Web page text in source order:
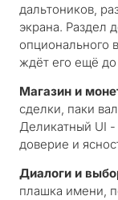
дальтоников,
экрана. Раздел
опционального
ждёт его ещё до
Магазин и
сделки, паки
Деликатный UI -
доверие и
Диалоги и
плашка имени,